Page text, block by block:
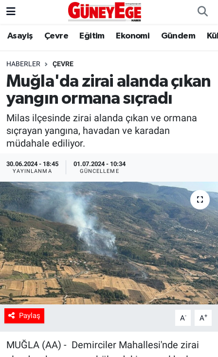
Asayiş Çevre Eğitim Ekonomi Gündem
HABERLER ÇEVRE
Muğla'da zirai alanda çıkan
yangın ormana sıçradı
Milas ilçesinde zirai alanda çıkan ve ormana
sıçrayan yangına, havadan ve karadan
müdahale ediliyor.
30.06.2024 - 18:45
YAYINLANMA
01.07.2024 - 10:34
GÜNCELLEME
Paylaş A- A+
MUĞLA (AA) - Demirciler Mahallesi'nde zirai
Asayiş
Çevre
Eğitim
Ekonomi
Gündem
Kültür Sanat
Magazin
Politika
Sağlık
Spor
Yaşam
Tarım
İstanbul Hava Durumu
İstanbul Trafik Yoğunluk Haritası
Süper Lig Puan Durumu ve Fikstür
Tüm Manşetler
Son Dakika Haberleri
Haber Arşivi